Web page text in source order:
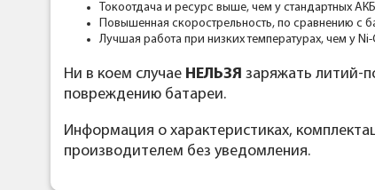
Токоотдача и ресурс выше, чем у стандартных
Повышенная скорострельность, по сравнению с
Лучшая работа при низких температурах, чем у
Ни в коем случае НЕЛЬЗЯ заряжать литий-
повреждению батареи.
Информация о характеристиках,
производителем без уведомления.